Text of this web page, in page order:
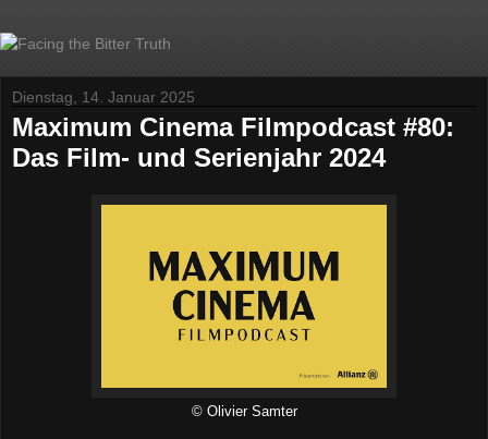
Dienstag, 14. Januar 2025
Maximum Cinema Filmpodcast #80:
Das Film- und Serienjahr 2024
© Olivier Samter